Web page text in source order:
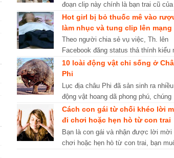
đoạn clip này chính là bạn trai cũ của
như lễ tân trong khách sạn. Mới đây,
mạng xã hội tiếp tục...
Hot girl bị bỏ thuốc mê vào
làm nhục và tung clip lên mạng
Theo người chia sẻ vụ việc, Th. lên
Facebook đăng status thả thính kiểu
đang ế và không có ai chở đi chơi
tết. Thấy Th. vừa xinh, c...
10 loài động vật chỉ sống ở
Phi
Lục địa châu Phi đã sản sinh ra
động vật hoang dã phong phú, chúng
sống trên khắp các sa mạc, thảo
thung lũng lớn và rừn...
Cách con gái từ chối khéo lời
đi chơi hoặc hẹn hò từ con trai
Bạn là con gái và nhận được lời mời
chơi hoặc hẹn hò từ con trai, bạn